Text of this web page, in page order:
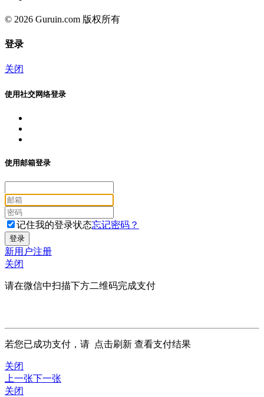
© 2026 Guruin.com 版权所有
登录
关闭
使用社交网络登录
使用邮箱登录
记住我的登录状态忘记密码？
新用户注册
关闭
请在微信中扫描下方二维码完成支付
若您已成功支付，请 点击刷新 查看支付结果
关闭
上一张下一张
关闭